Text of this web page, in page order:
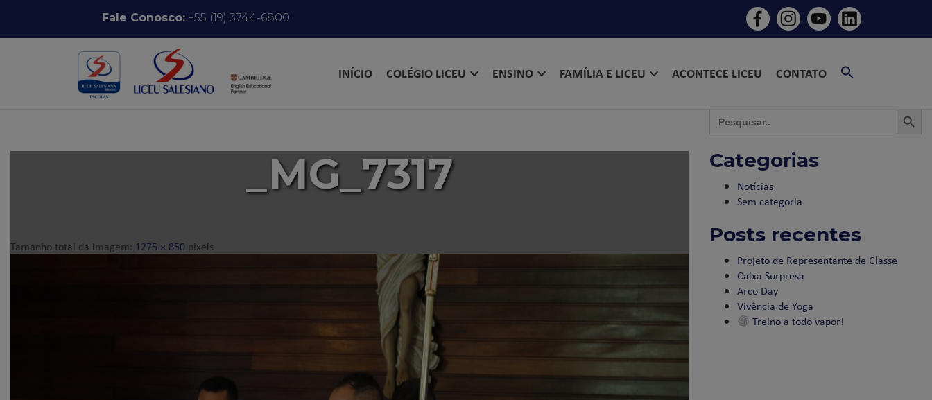
Pular para o conteúdoFale Conosco:+55 (19) 3744-6800
INÍCIO COLÉGIO LICEU ENSINO FAMÍLIA E LICEU ACONTECE LICEU CONTATO
_MG_7317
Tamanho total da imagem: 1275 × 850 pixels
Search
for:
Categorias
Notícias
Sem categoria
Posts recentes
Projeto de Representante de Classe
Caixa Surpresa
Arco Day
Vivência de Yoga
Treino a todo vapor!